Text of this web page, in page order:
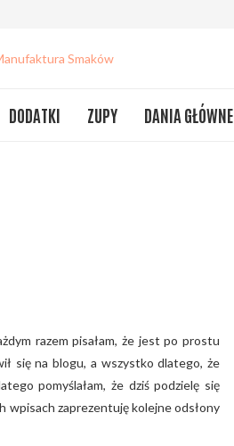
DODATKI ZUPY DANIA GŁÓWNE
razem pisałam, że jest po prostu
się na blogu, a wszystko dlatego, że
pomyślałam, że dziś podzielę się
wpisach zaprezentuję kolejne odsłony